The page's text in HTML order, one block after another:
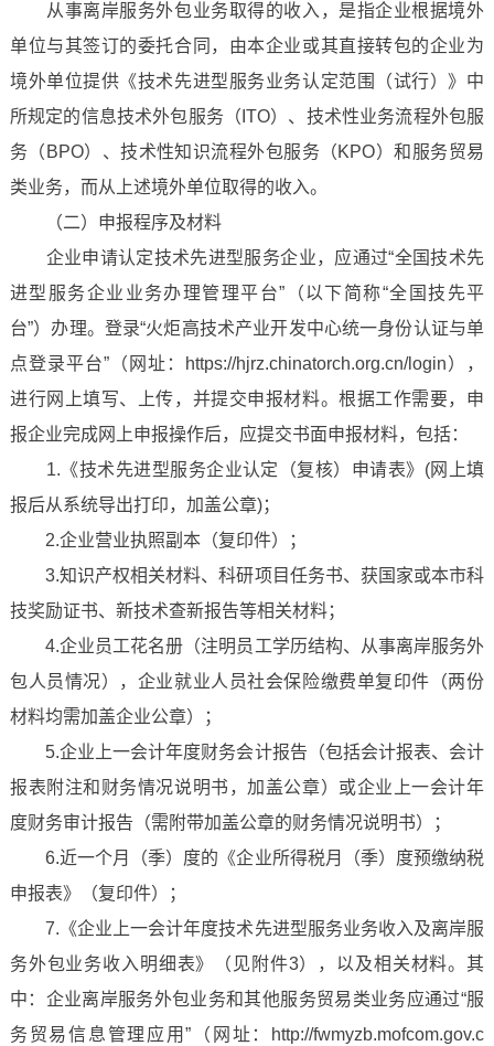
从事离岸服务外包业务取得的收入，是指企业根据境外
单位与其签订的委托合同，由本企业或其直接转包的企业为
境外单位提供《技术先进型服务业务认定范围（试行）》中
所规定的信息技术外包服务（ITO）、技术性业务流程外包服
务（BPO）、技术性知识流程外包服务（KPO）和服务贸易
类业务，而从上述境外单位取得的收入。
（二）申报程序及材料
企业申请认定技术先进型服务企业，应通过“全国技术先
进型服务企业业务办理管理平台”（以下简称“全国技先平
台”）办理。登录“火炬高技术产业开发中心统一身份认证与单
点登录平台”（网址：https://hjrz.chinatorch.org.cn/login），
进行网上填写、上传，并提交申报材料。根据工作需要，申
报企业完成网上申报操作后，应提交书面申报材料，包括：
1.《技术先进型服务企业认定（复核）申请表》(网上填
报后从系统导出打印，加盖公章)；
2.企业营业执照副本（复印件）；
3.知识产权相关材料、科研项目任务书、获国家或本市科
技奖励证书、新技术查新报告等相关材料；
4.企业员工花名册（注明员工学历结构、从事离岸服务外
包人员情况），企业就业人员社会保险缴费单复印件（两份
材料均需加盖企业公章）；
5.企业上一会计年度财务会计报告（包括会计报表、会计
报表附注和财务情况说明书，加盖公章）或企业上一会计年
度财务审计报告（需附带加盖公章的财务情况说明书）；
6.近一个月（季）度的《企业所得税月（季）度预缴纳税
申报表》（复印件）；
7.《企业上一会计年度技术先进型服务业务收入及离岸服
务外包业务收入明细表》（见附件3），以及相关材料。其
中：企业离岸服务外包业务和其他服务贸易类业务应通过“服
务贸易信息管理应用”（网址：http://fwmyzb.mofcom.gov.c